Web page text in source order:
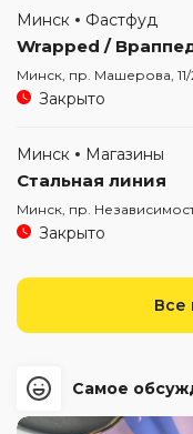
Минск Фастфуд
Wrapped /
Минск, пр. Машерова, 11/
Закрыто
Минск Магазины
Стальная линия
Минск, пр.
Закрыто
Все
Самое